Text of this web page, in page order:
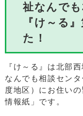
祉なんで
『け～る
た！
『け～る』は北部
なんでも相談セン
度地区）にお住い
情報紙」です。